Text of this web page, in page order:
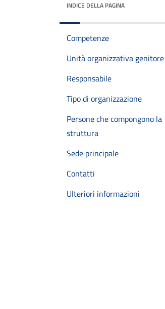
INDICE DELLA PAGINA
Competenze
Unità organizzativa genitore
Responsabile
Tipo di organizzazione
Persone che compongono la
struttura
Sede principale
Contatti
Ulteriori informazioni